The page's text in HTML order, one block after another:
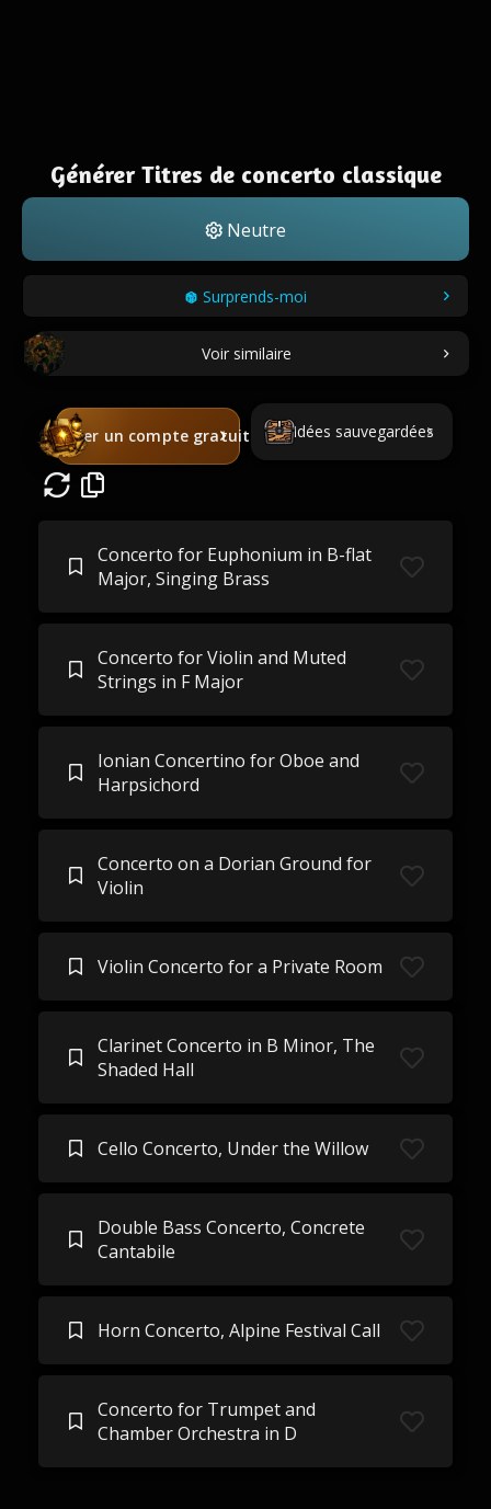
Générer Titres de concerto classique
Neutre
Surprends-moi
Voir similaire
Créer un compte gratuit Idées sauvegardées
Concerto for Euphonium in B-flat
Major, Singing Brass
Concerto for Violin and Muted
Strings in F Major
Ionian Concertino for Oboe and
Harpsichord
Concerto on a Dorian Ground for
Violin
Violin Concerto for a Private Room
Clarinet Concerto in B Minor, The
Shaded Hall
Cello Concerto, Under the Willow
Double Bass Concerto, Concrete
Cantabile
Horn Concerto, Alpine Festival Call
Concerto for Trumpet and
Chamber Orchestra in D